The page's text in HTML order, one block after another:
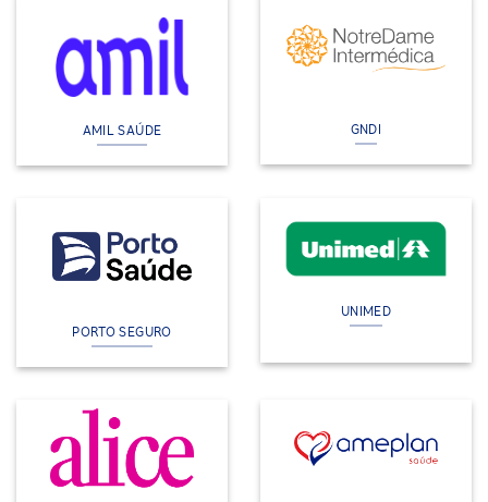
AMIL SAÚDE GNDI
PORTO SEGURO
UNIMED